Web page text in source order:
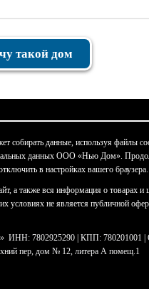
такой дом
собирать данные, используя файлы
данных ООО «Нью Дом».
в настройках вашего браузера.
а также вся информация о товарах и
условиях не является публичной
ИНН: 7802925290 | КПП: 780201001
пер, дом № 12, литера А помещ.1